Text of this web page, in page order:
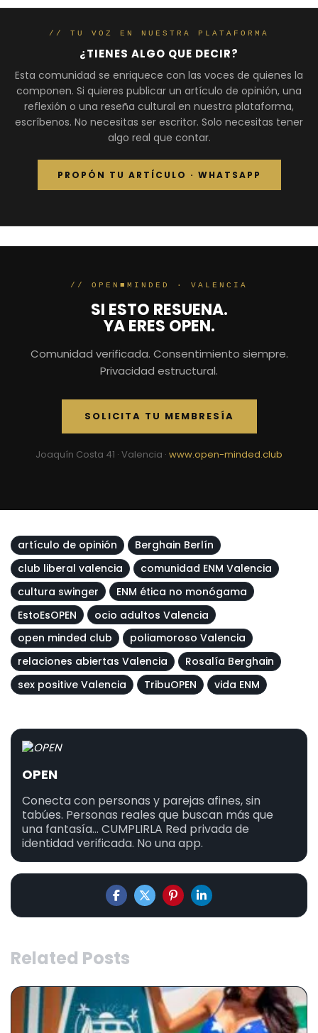
// TU VOZ EN NUESTRA PLATAFORMA
¿TIENES ALGO QUE DECIR?
Esta comunidad se enriquece con las voces de quienes la
componen. Si quieres publicar un artículo de opinión, una
reflexión o una reseña cultural en nuestra plataforma,
escríbenos. No necesitas ser escritor. Solo necesitas tener
algo real que contar.
PROPÓN TU ARTÍCULO · WHATSAPP
// OPEN■MINDED · VALENCIA
SI ESTO RESUENA.
YA ERES OPEN.
Comunidad verificada. Consentimiento siempre.
Privacidad estructural.
SOLICITA TU MEMBRESÍA
Joaquín Costa 41 · Valencia · www.open-minded.club
artículo de opinión
Berghain Berlín
club liberal valencia
comunidad ENM Valencia
cultura swinger
ENM ética no monógama
EstoEsOPEN
ocio adultos Valencia
open minded club
poliamoroso Valencia
relaciones abiertas Valencia
Rosalía Berghain
sex positive Valencia
TribuOPEN vida ENM
OPEN
Conecta con personas y parejas afines, sin
tabúes. Personas reales que buscan más que
una fantasía... CUMPLIRLA Red privada de
identidad verificada. No una app.
Related Posts